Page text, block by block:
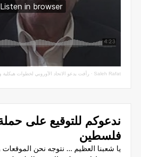
Saleh Rafat
· رأفت يدعو الاتحاد الأوروبي لخطوات هيكلية ومراجعة